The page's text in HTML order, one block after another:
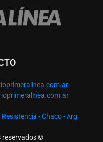
- Chaco - Arg
reservados ©